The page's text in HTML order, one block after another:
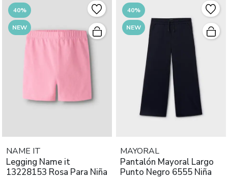
40%
NEW
NAME IT
Legging Name it
13228153 Rosa Para Niña
40%
NEW
MAYORAL
Pantalón Mayoral Largo
Punto Negro 6555 Niña